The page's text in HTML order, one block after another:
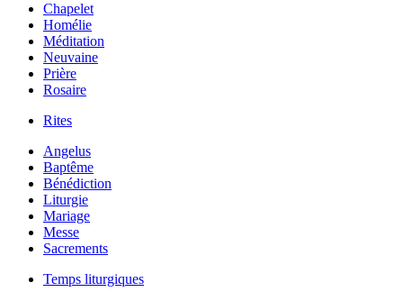
Chapelet
Homélie
Méditation
Neuvaine
Prière
Rosaire
Rites
Angelus
Baptême
Bénédiction
Liturgie
Mariage
Messe
Sacrements
Temps liturgiques